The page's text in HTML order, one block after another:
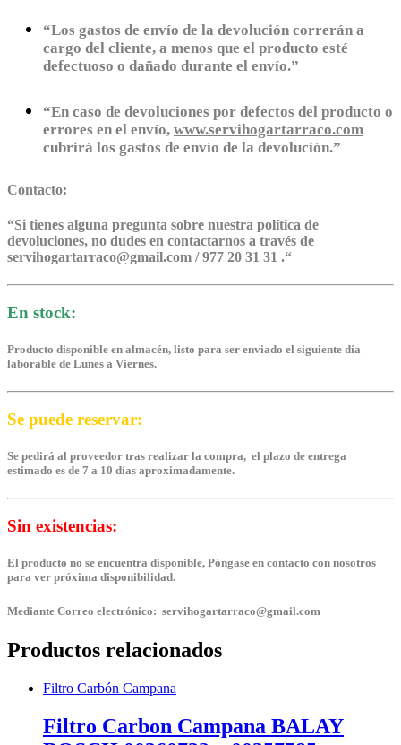
“Los gastos de envío de la devolución correrán a
cargo del cliente, a menos que el producto esté
defectuoso o dañado durante el envío.”
“En caso de devoluciones por defectos del producto o
errores en el envío, www.servihogartarraco.com
cubrirá los gastos de envío de la devolución.”
Contacto:
“Si tienes alguna pregunta sobre nuestra política de
devoluciones, no dudes en contactarnos a través de
servihogartarraco@gmail.com / 977 20 31 31 .“
En stock:
Producto disponible en almacén, listo para ser enviado el siguiente día
laborable de Lunes a Viernes.
Se puede reservar:
Se pedirá al proveedor tras realizar la compra, el plazo de entrega
estimado es de 7 a 10 días aproximadamente.
Sin existencias:
El producto no se encuentra disponible, Póngase en contacto con nosotros
para ver próxima disponibilidad.
Mediante Correo electrónico: servihogartarraco@gmail.com
Productos relacionados
Filtro Carbón Campana
Filtro Carbon Campana BALAY